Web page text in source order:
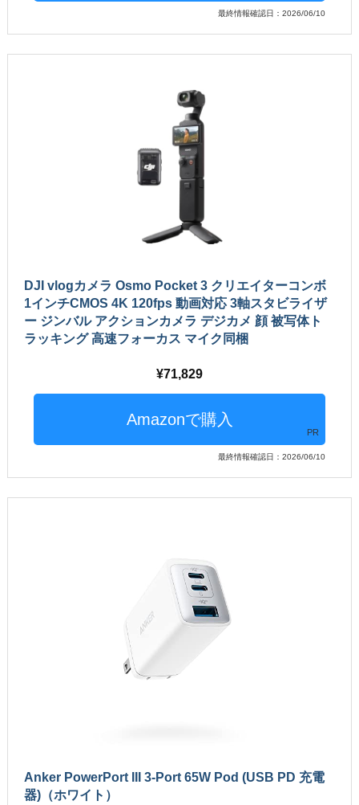
最終情報確認日：2026/06/10
DJI vlogカメラ Osmo Pocket 3 クリエイターコンボ
1インチCMOS 4K 120fps 動画対応 3軸スタビライザ
ー ジンバル アクションカメラ デジカメ 顔 被写体ト
ラッキング 高速フォーカス マイク同梱
71,829
PR
最終情報確認日：2026/06/10
Anker PowerPort III 3-Port 65W Pod (USB PD 充電
器)（ホワイト）